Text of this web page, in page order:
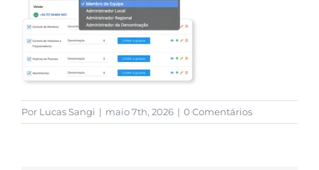
Por Lucas Sangi | maio 7th, 2026 | 0 Comentários